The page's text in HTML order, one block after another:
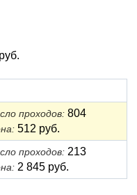
проходов: 804
512 руб.
проходов: 213
2 845 руб.